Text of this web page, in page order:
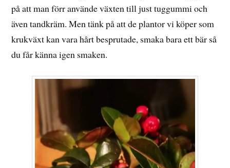
på att man förr använde växten till just tuggummi och
även tandkräm. Men tänk på att de plantor vi köper som
krukväxt kan vara hårt besprutade, smaka bara ett bär så
du får känna igen smaken.